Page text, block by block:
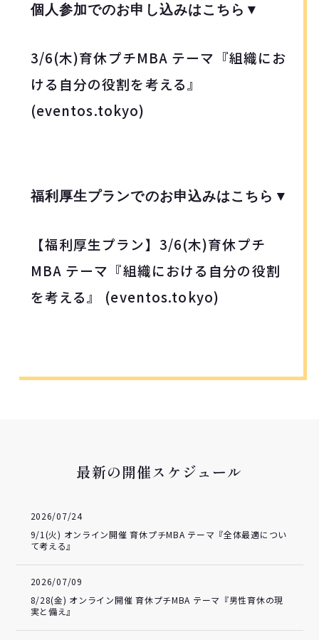
個人参加でのお申し込みはこちら▼
3/6(木)育休プチMBA テーマ『組織にお
ける自分の役割を考える』
(eventos.tokyo)
福利厚生プランでのお申込みはこちら▼
【福利厚生プラン】3/6(木)育休プチ
MBA テーマ『組織における自分の役割
を考える』 (eventos.tokyo)
最新の開催スケジュール
2026/07/24
9/1(火) オンライン開催 育休プチMBA テーマ『全体最適につい
て考える』
2026/07/09
8/28(金) オンライン開催 育休プチMBA テーマ『男性育休の現
実と備え』